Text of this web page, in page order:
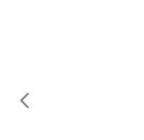
Предыдущий